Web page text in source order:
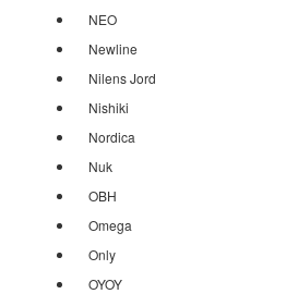
NEO
Newline
Nilens Jord
Nishiki
Nordica
Nuk
OBH
Omega
Only
OYOY